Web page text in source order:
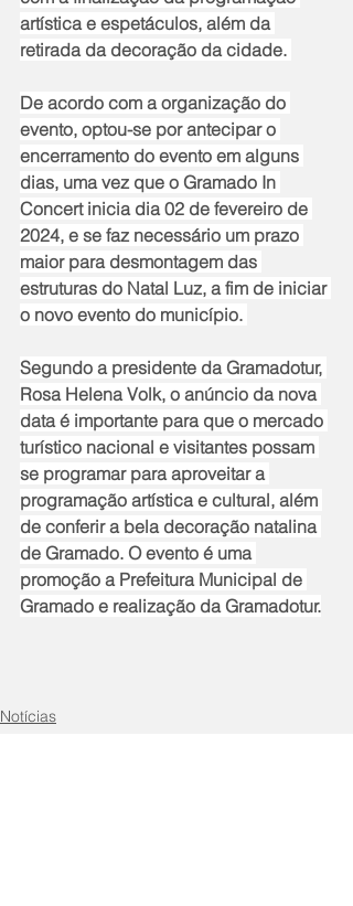
artística e espetáculos, além da
retirada da decoração da cidade.
De acordo com a organização do
evento, optou-se por antecipar o
encerramento do evento em alguns
dias, uma vez que o Gramado In
Concert inicia dia 02 de fevereiro de
2024, e se faz necessário um prazo
maior para desmontagem das
estruturas do Natal Luz, a fim de iniciar
o novo evento do município.
Segundo a presidente da Gramadotur,
Rosa Helena Volk, o anúncio da nova
data é importante para que o mercado
turístico nacional e visitantes possam
se programar para aproveitar a
programação artística e cultural, além
de conferir a bela decoração natalina
de Gramado. O evento é uma
promoção a Prefeitura Municipal de
Gramado e realização da Gramadotur.
Notícias